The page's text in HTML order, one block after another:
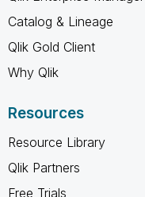
Catalog & Lineage
Qlik Gold Client
Why Qlik
Resources
Resource Library
Qlik Partners
Free Trials